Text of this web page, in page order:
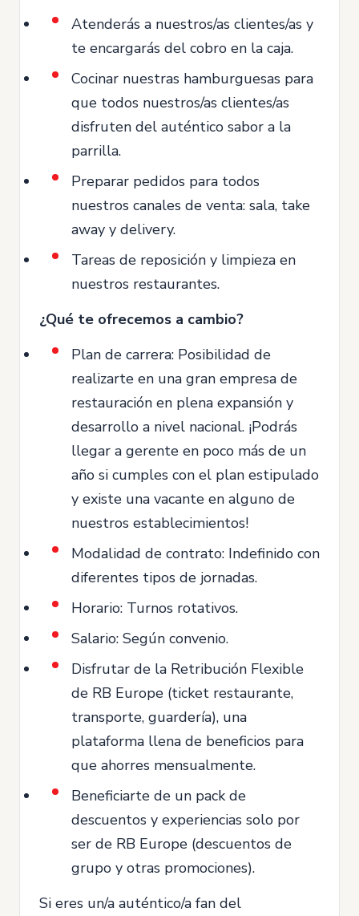
Atenderás a nuestros/as clientes/as y
te encargarás del cobro en la caja.
Cocinar nuestras hamburguesas para
que todos nuestros/as clientes/as
disfruten del auténtico sabor a la
parrilla.
Preparar pedidos para todos
nuestros canales de venta: sala, take
away y delivery.
Tareas de reposición y limpieza en
nuestros restaurantes.
¿Qué te ofrecemos a cambio?
Plan de carrera: Posibilidad de
realizarte en una gran empresa de
restauración en plena expansión y
desarrollo a nivel nacional. ¡Podrás
llegar a gerente en poco más de un
año si cumples con el plan estipulado
y existe una vacante en alguno de
nuestros establecimientos!
Modalidad de contrato: Indefinido con
diferentes tipos de jornadas.
Horario: Turnos rotativos.
Salario: Según convenio.
Disfrutar de la Retribución Flexible
de RB Europe (ticket restaurante,
transporte, guardería), una
plataforma llena de beneficios para
que ahorres mensualmente.
Beneficiarte de un pack de
descuentos y experiencias solo por
ser de RB Europe (descuentos de
grupo y otras promociones).
Si eres un/a auténtico/a fan del